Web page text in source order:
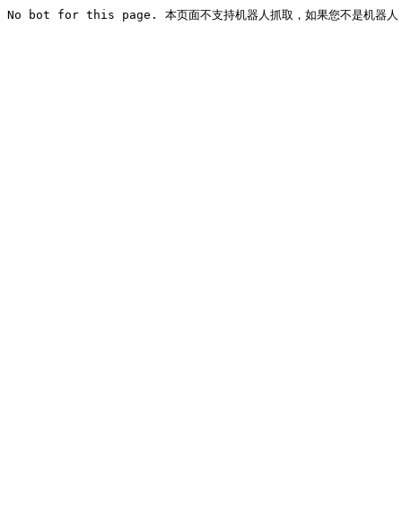
No bot for this page. 本页面不支持机器人抓取，如果您不是机器人，